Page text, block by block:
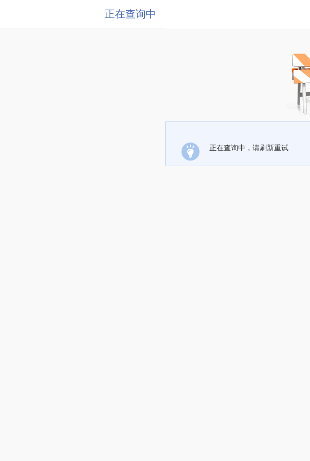
正在查询中
正在查询中，请刷新重试